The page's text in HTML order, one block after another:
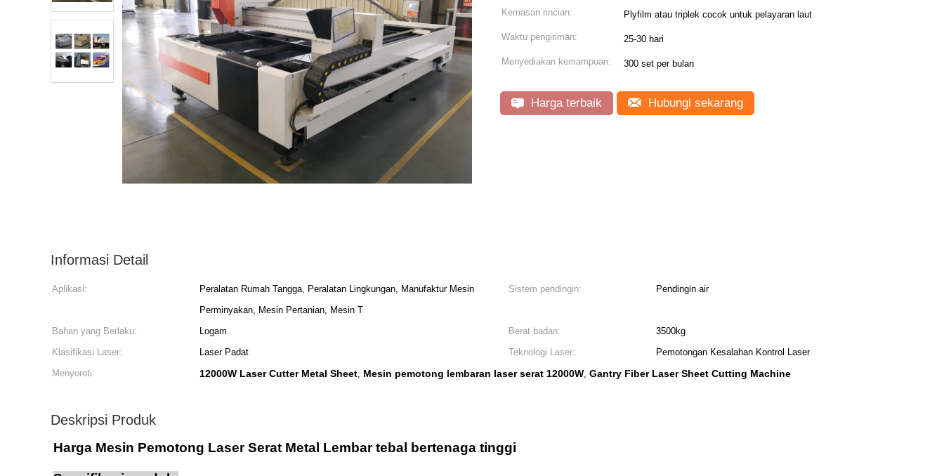
Kemasan rincian: Plyfilm atau triplek cocok untuk pelayaran laut
Waktu pengiriman: 25-30 hari
Menyediakan kemampuan: 300 set per bulan
Harga terbaik Hubungi sekarang
Informasi Detail
Aplikasi:
Peralatan Rumah Tangga, Peralatan Lingkungan, Manufaktur Mesin
Perminyakan, Mesin Pertanian, Mesin T
Sistem pendingin: Pendingin air
Bahan yang Berlaku: Logam Berat badan:
3500kg
Klasifikasi Laser:
Laser Padat Teknologi Laser:
Pemotongan Kesalahan Kontrol Laser
Menyoroti:
12000W Laser Cutter Metal Sheet, Mesin pemotong lembaran laser serat 12000W, Gantry Fiber Laser Sheet Cutting Machine
Deskripsi Produk
Harga Mesin Pemotong Laser Serat Metal Lembar tebal bertenaga tinggi